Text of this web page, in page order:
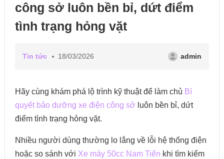
công sở luôn bền bỉ, dứt điểm
tình trạng hỏng vặt
Tin tức 18/03/2026 admin
Hãy cùng khám phá lộ trình kỹ thuật để làm chủ Bí
quyết bảo dưỡng xe điện công sở luôn bền bỉ, dứt
điểm tình trạng hỏng vặt.
Nhiều người dùng thường lo lắng về lỗi hệ thống điện
hoặc so sánh với Xe máy 50cc Nam Tiến khi tìm kiếm